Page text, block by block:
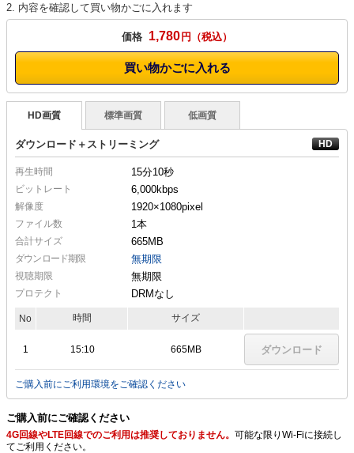
2. 内容を確認して買い物かごに入れます
価格 1,780円
買い物かごに入れる
HD画質 標準画質 低画質
ダウンロード＋ストリーミング
再生時間 15分10秒
ビットレート 6,000kbps
解像度 1920×1080pixel
ファイル数 1本
合計サイズ 665MB
ダウンロード期限 無期限
視聴期限 無期限
プロテクト DRMなし
No 時間 サイズ
1 15:10 665MB ダウンロード
ご購入前にご利用環境をご確認ください
ご購入前にご確認ください
4G回線やLTE回線でのご利用は推奨しておりません。 可能な限りWi-Fiに接続し
てご利用ください。